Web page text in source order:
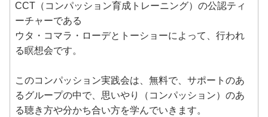
CCT（コンパッション育成トレーニング）の公認ティ
ーチャーである
ウタ・コマラ・ローデとトーショーによって、行われ
る瞑想会です。
このコンパッション実践会は、無料で、サポートのあ
るグループの中で、思いやり（コンパッション）のあ
る聴き方や分かち合い方を学んでいきます。